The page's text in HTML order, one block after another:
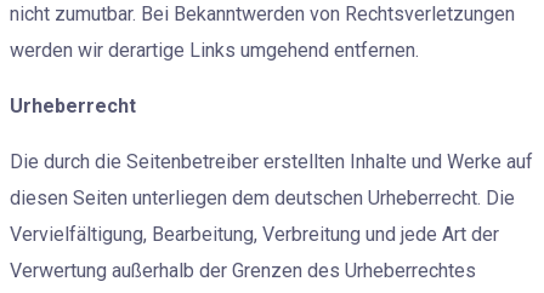
nicht zumutbar. Bei Bekanntwerden von Rechtsverletzungen
werden wir derartige Links umgehend entfernen.
Urheberrecht
Die durch die Seitenbetreiber erstellten Inhalte und Werke auf
diesen Seiten unterliegen dem deutschen Urheberrecht. Die
Vervielfältigung, Bearbeitung, Verbreitung und jede Art der
Verwertung außerhalb der Grenzen des Urheberrechtes